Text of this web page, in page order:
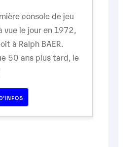
console de jeu
vue le jour en 1972,
à Ralph BAER.
50 ans plus tard, le